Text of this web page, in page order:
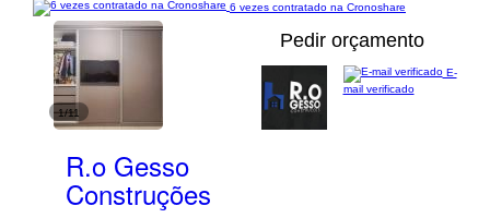
6 vezes contratado na Cronoshare
1/11
Pedir orçamento
R.o Gesso
Construções
E-
mail verificado